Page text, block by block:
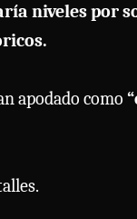
niveles por
apodado como